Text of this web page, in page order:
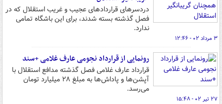
دردسرهای قراردادهای عجیب و غریب استقلال که در
فصل گذشته بسته شدند، برای این باشگاه تمامی
ندارد.
۳ مرداد ۰۲ - ۱۲:۴۶
رونمایی از قرارداد نجومی عارف غلامی +سند
قرارداد عارف غلامی فصل گذشته مدافع استقلال با
آپشن‌ها و پاداش‌ها به مبلغ ۲۸ میلیارد تومان
می‌رسد.
۲۷ تیر ۰۲ - ۱۵:۴۸